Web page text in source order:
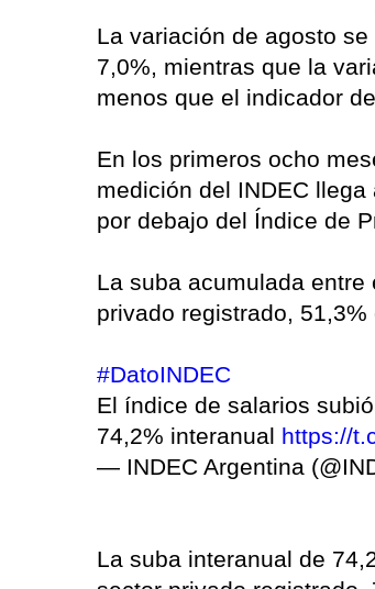
La variación de agosto
7,0%, mientras que la
menos que el indicador
En los primeros ocho
medición del INDEC
por debajo del Índice de
La suba acumulada
privado registrado,
#DatoINDEC
El índice de salarios
74,2% interanual https://
— INDEC Argentina
La suba interanual de